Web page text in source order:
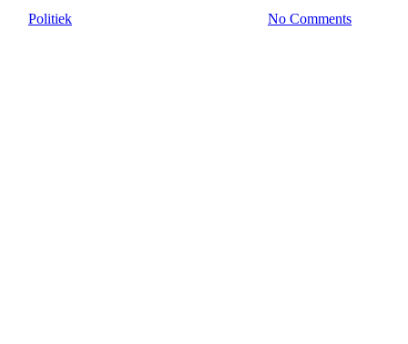
Politiek No Comments